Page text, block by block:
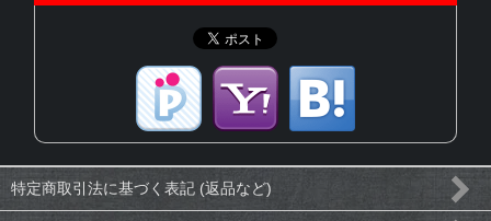
特定商取引法に基づく表記 (返品など)